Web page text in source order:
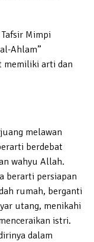
Mimpi
Ahlam”
memiliki arti dan
melawan
berdebat
wahyu Allah.
berarti persiapan
rumah, berganti
utang, menikahi
istri.
dalam